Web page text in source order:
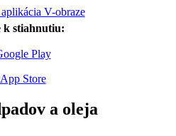
k stiahnutiu:
a oleja